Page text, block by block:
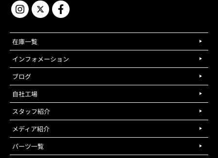
在庫一覧
インフォメーション
ブログ
自社工場
スタッフ紹介
メディア紹介
パーツ一覧